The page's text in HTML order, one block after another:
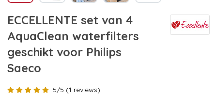
ECCELLENTE set van 4
AquaClean waterfilters
geschikt voor Philips
Saeco
5/5 (1 reviews)